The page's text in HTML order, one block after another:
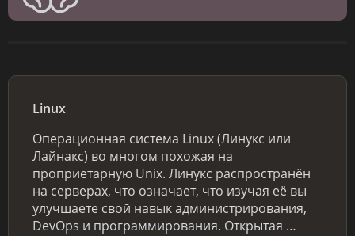
Linux
Операционная система Linux (Линукс или
Лайнакс) во многом похожая на
проприетарную Unix. Линукс распространён
на серверах, что означает, что изучая её вы
улучшаете свой навык администрирования,
DevOps и программирования. Открытая …